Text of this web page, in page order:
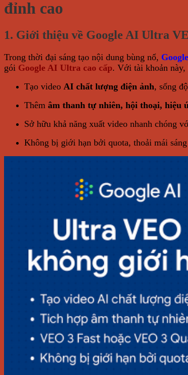
đỉnh cao
1. Giới thiệu về Google AI Ultra
Trong thời đại sáng tạo nội dung bùng nổ,
gói Google AI Ultra cao cấp. Với tài khoản này,
Tạo video AI chất lượng điện ảnh, sống
Thêm âm thanh tự nhiên, hội thoại, hiệu
Sở hữu khả năng xuất video nhanh chóng
Không bị giới hạn bởi quota, thoải mái